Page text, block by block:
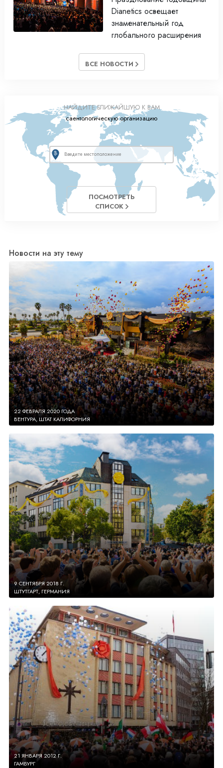
Dianetics освещает
знаменательный год
глобального расширения
ВСЕ НОВОСТИ
НАЙДИТЕ БЛИЖАЙШУЮ К ВАМ
саентологическую организацию
ПОСМОТРЕТЬ
СПИСОК
Новости на эту тему
22 ФЕВРАЛЯ 2020 ГОДА
ВЕНТУРА, ШТАТ КАЛИФОРНИЯ
9 СЕНТЯБРЯ 2018 Г.
ШТУТГАРТ, ГЕРМАНИЯ
21 ЯНВАРЯ 2012 Г.
ГАМБУРГ